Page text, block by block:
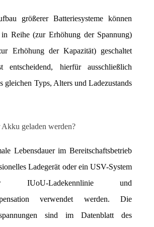
größerer Batteriesysteme können
Reihe (zur Erhöhung der Spannung)
Erhöhung der Kapazität) geschaltet
hierfür ausschließlich
gleichen Typs, Alters und Ladezustands
Akku geladen werden?
Lebensdauer im Bereitschaftsbetrieb
Ladegerät oder ein USV-System
Ladekennlinie und
verwendet werden. Die
sind im Datenblatt des